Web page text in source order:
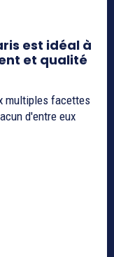
est idéal à
et qualité
multiples facettes
d'entre eux